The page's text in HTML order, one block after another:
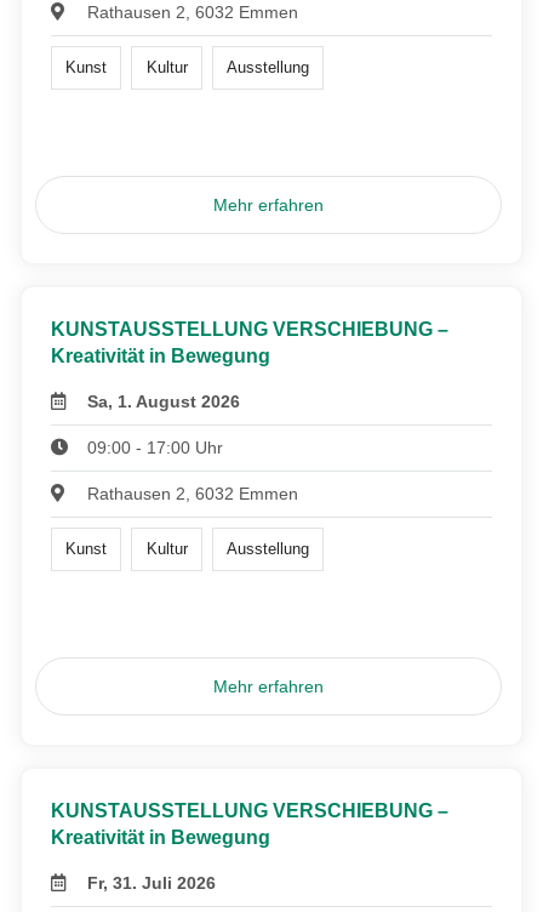
Rathausen 2, 6032 Emmen
Kunst Kultur Ausstellung
Mehr erfahren
KUNSTAUSSTELLUNG VERSCHIEBUNG –
Kreativität in Bewegung
Sa, 1. August 2026
09:00 - 17:00 Uhr
Rathausen 2, 6032 Emmen
Kunst Kultur Ausstellung
Mehr erfahren
KUNSTAUSSTELLUNG VERSCHIEBUNG –
Kreativität in Bewegung
Fr, 31. Juli 2026